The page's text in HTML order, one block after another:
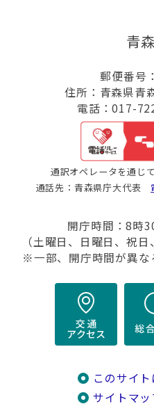
青
郵便番号
住所：青森県青
電話：017-
通訳オペレータを通じ
通話先：青森県庁大代表
開庁時間：8時
（土曜日、日曜日、祝
※一部、開庁時間が異な
このサイ
サイトマッ